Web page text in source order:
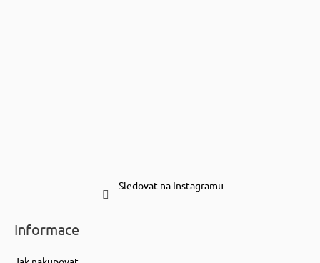
Sledovat na Instagramu
Informace